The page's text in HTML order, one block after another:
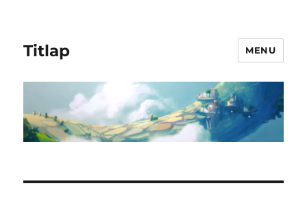
Titlap MENU